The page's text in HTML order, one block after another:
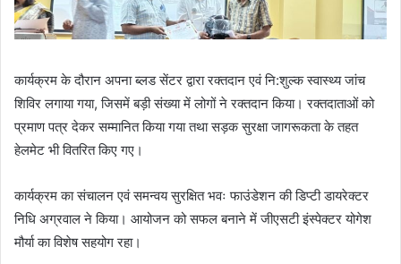
कार्यक्रम के दौरान अपना ब्लड सेंटर द्वारा रक्तदान एवं नि:शुल्क स्वास्थ्य जांच
शिविर लगाया गया, जिसमें बड़ी संख्या में लोगों ने रक्तदान किया। रक्तदाताओं को
प्रमाण पत्र देकर सम्मानित किया गया तथा सड़क सुरक्षा जागरूकता के तहत
हेलमेट भी वितरित किए गए।
कार्यक्रम का संचालन एवं समन्वय सुरक्षित भवः फाउंडेशन की डिप्टी डायरेक्टर
निधि अग्रवाल ने किया। आयोजन को सफल बनाने में जीएसटी इंस्पेक्टर योगेश
मौर्या का विशेष सहयोग रहा।